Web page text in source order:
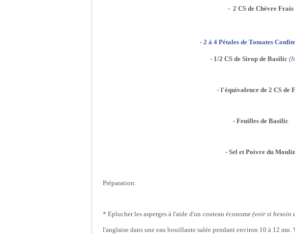
- 2 CS de Chèvre Frais
- 2 à 4 Pétales de Tomates
- 1/2 CS de Sirop de Basilic (
- l'équivalence de 2 CS de
- Feuilles de Basilic
- Sel et Poivre du
Préparation:
* Eplucher les asperges à l'aide d'un couteau économe (voir si besoin
l'anglaise dans une eau bouillante salée pendant environ 10 à 12